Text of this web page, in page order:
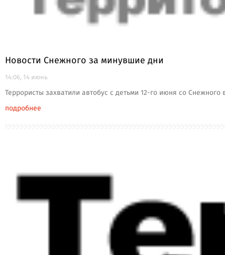
Новости Снежного за минувшие дни
14:06, 14 июнь
Террористы захватили автобус с детьми 12-го июня со
подробнее